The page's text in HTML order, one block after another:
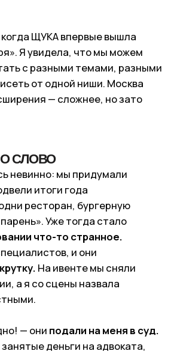
Hungry Girl в Москве.
и делали обычные
«потрогали» продукт
очередь из людей,
пирожное в виде
маленький хит.
смелые— и эта
самым шумным проектом
тогда я почувствовала, что
за рамки текста
опытом.